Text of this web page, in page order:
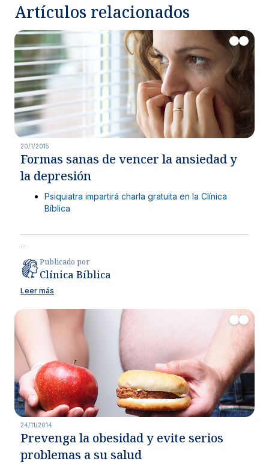
Artículos relacionados
20/1/2015
Formas sanas de vencer la ansiedad y
la depresión
Psiquiatra impartirá charla gratuita en la Clínica
Bíblica
Publicado por
Clínica Bíblica
Leer más
24/11/2014
Prevenga la obesidad y evite serios
problemas a su salud